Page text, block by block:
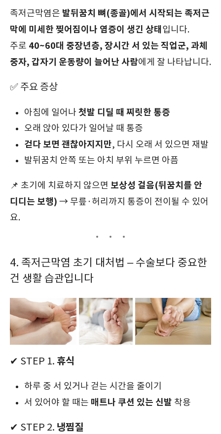
족저근막염은 발뒤꿈치 뼈(종골)에서 시작되는 족저근
막에 미세한 찢어짐이나 염증이 생긴 상태 입니다.
주로 40~60대 중장년층, 장시간 서 있는 직업군, 과체
중자, 갑자기 운동량이 늘어난 사람에게 잘 나타납니다.
✅ 주요 증상
아침에 일어나 첫발 디딜 때 찌릿한 통증
오래 앉아 있다가 일어날 때 통증
걷다 보면 괜찮아지지만, 다시 오래 서 있으면 재발
발뒤꿈치 안쪽 또는 아치 부위 누르면 아픔
📌 초기에 치료하지 않으면 보상성 걸음(뒤꿈치를 안
디디는 보행) → 무릎·허리까지 통증이 전이될 수 있어
요.
4. 족저근막염 초기 대처법 – 수술보다 중요한
건 생활 습관입니다
✔ STEP 1. 휴식
하루 중 서 있거나 걷는 시간을 줄이기
서 있어야 할 때는 매트나 쿠션 있는 신발 착용
✔ STEP 2. 냉찜질